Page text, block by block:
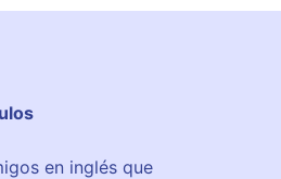
en inglés que